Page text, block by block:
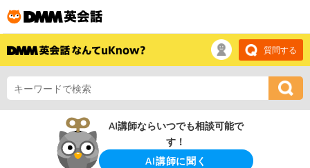
質問する
AI講師ならいつでも相談可能で
す！
AI講師に聞く